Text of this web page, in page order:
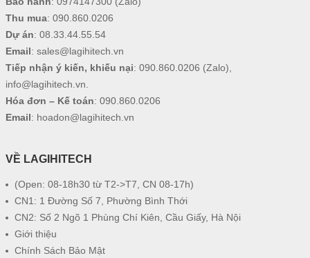
Thu mua: 090.860.0206
Dự án: 08.33.44.55.54
Email: sales@lagihitech.vn
Tiếp nhận ý kiến, khiếu nại: 090.860.0206 (Zalo),
info@lagihitech.vn.
Hóa đơn – Kế toán: 090.860.0206
Email: hoadon@lagihitech.vn
VỀ LAGIHITECH
(Open: 08-18h30 từ T2->T7, CN 08-17h)
CN1: 1 Đường Số 7, Phường Bình Thới
CN2: Số 2 Ngõ 1 Phùng Chí Kiên, Cầu Giấy, Hà Nội
Giới thiệu
Chính Sách Bảo Mật